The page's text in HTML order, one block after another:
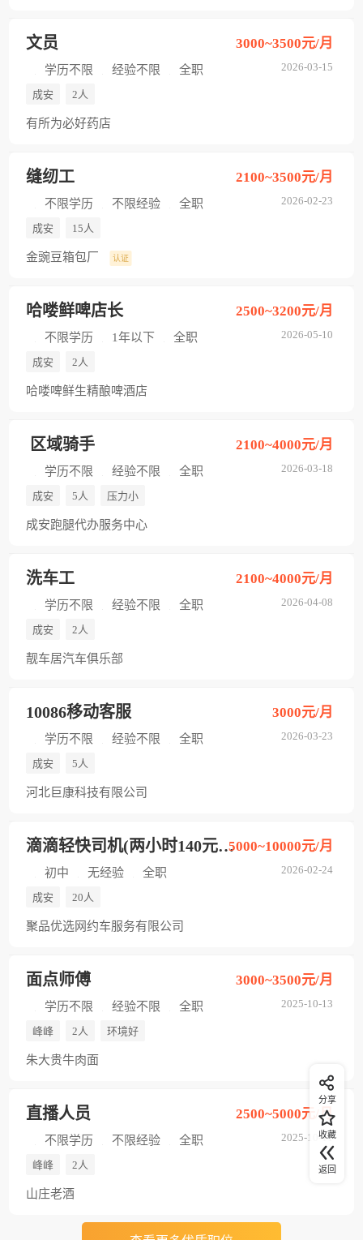
文员
2026-03-15
3000~3500元/月
学历不限 经验不限 全职
成安 2人
有所为必好药店
缝纫工
2026-02-23
2100~3500元/月
不限学历 不限经验 全职
成安 15人
金豌豆箱包厂 认证
哈喽鲜啤店长
2026-05-10
2500~3200元/月
不限学历 1年以下 全职
成安 2人
哈喽啤鲜生精酿啤酒店
区域骑手
2026-03-18
2100~4000元/月
学历不限 经验不限 全职
成安 5人 压力小
成安跑腿代办服务中心
洗车工
2026-04-08
2100~4000元/月
学历不限 经验不限 全职
成安 2人
靓车居汽车俱乐部
10086移动客服
2026-03-23
3000元/月
学历不限 经验不限 全职
成安 5人
河北巨康科技有限公司
滴滴轻快司机(两小时140元日结)
2026-02-24
5000~10000元/月
初中 无经验 全职
成安 20人
聚品优选网约车服务有限公司
面点师傅
2025-10-13
3000~3500元/月
学历不限 经验不限 全职
峰峰 2人 环境好
朱大贵牛肉面
直播人员
2025-10-11
2500~5000元/月
不限学历 不限经验 全职
峰峰 2人
山庄老酒
分享
收藏
返回